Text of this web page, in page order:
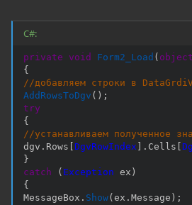
C#:
private void Form2_Load ( object
{
//добавляем строки в
AddRowsToDgv ( ) ;
try
{
//устанавливаем полученное
dgv . Rows [DgvRowIndex ] . Cells [
}
catch
( Exception ex )
{
MessageBox . Show(ex . Message ) ;